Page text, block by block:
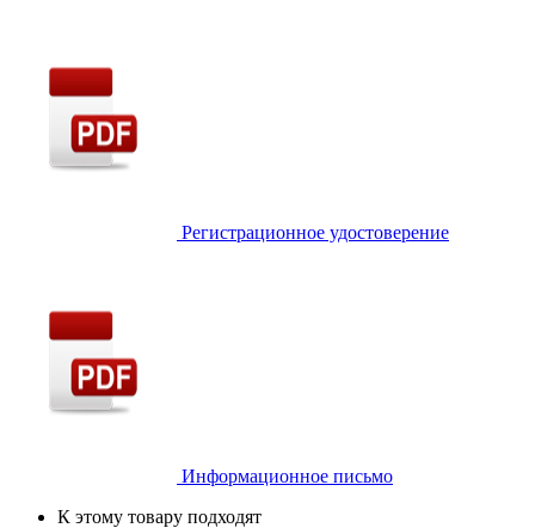
Регистрационное удостоверение
Информационное письмо
К этому товару подходят